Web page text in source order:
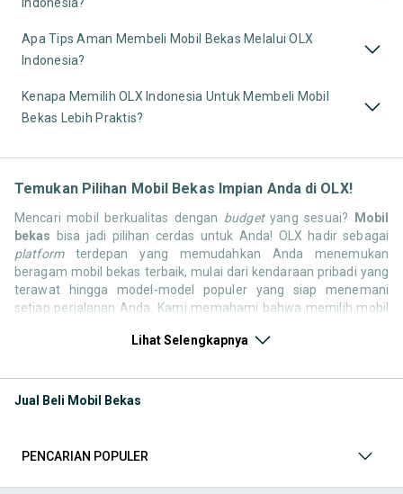
Apa Tips Aman Membeli Mobil Bekas Melalui OLX
Indonesia?
Kenapa Memilih OLX Indonesia Untuk Membeli Mobil
Bekas Lebih Praktis?
Temukan Pilihan Mobil Bekas Impian Anda di OLX!
Mencari mobil berkualitas dengan budgetyang sesuai? Mobil
bekas bisa jadi pilihan cerdas untuk Anda! OLX hadir sebagai
platformterdepan yang memudahkan Anda menemukan
beragam mobil bekas terbaik, mulai dari kendaraan pribadi yang
terawat hingga model-model populer yang siap menemani
setiap perjalanan Anda. Kami memahami bahwa memilih mobil
ribuan daftar dari penjual terpercaya di seluruh Indonesia.
dengan gaya hidup, kebutuhan, danbudgetAnda!
Memilih mobil bekas
berkelas, atau mobil kota yang irit dan lincah? Di OLX, Anda akan
Lihat Selengkapnya
Jual Beli Mobil Bekas
PENCARIAN POPULER